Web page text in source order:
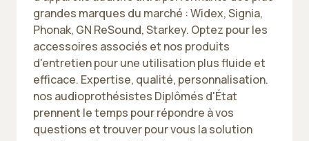
grandes marques du marché : Widex, Signia,
Phonak, GN ReSound, Starkey. Optez pour les
accessoires associés et nos produits
d'entretien pour une utilisation plus fluide et
efficace. Expertise, qualité, personnalisation.
nos audioprothésistes Diplômés d'État
prennent le temps pour répondre à vos
questions et trouver pour vous la solution